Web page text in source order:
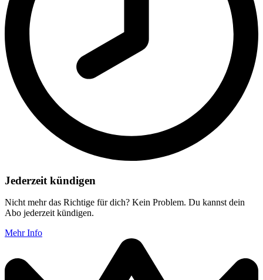
Jederzeit kündigen
Nicht mehr das Richtige für dich? Kein Problem. Du kannst dein
Abo jederzeit kündigen.
Mehr Info